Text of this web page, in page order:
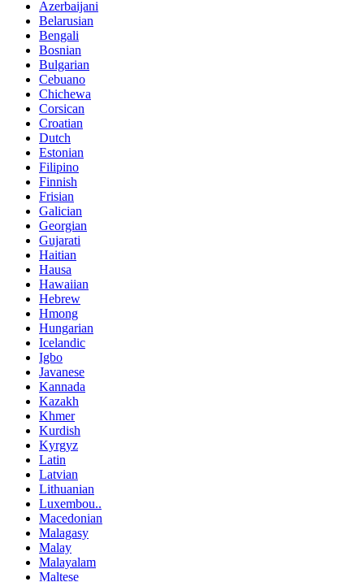
Azerbaijani
Belarusian
Bengali
Bosnian
Bulgarian
Cebuano
Chichewa
Corsican
Croatian
Dutch
Estonian
Filipino
Finnish
Frisian
Galician
Georgian
Gujarati
Haitian
Hausa
Hawaiian
Hebrew
Hmong
Hungarian
Icelandic
Igbo
Javanese
Kannada
Kazakh
Khmer
Kurdish
Kyrgyz
Latin
Latvian
Lithuanian
Luxembou..
Macedonian
Malagasy
Malay
Malayalam
Maltese